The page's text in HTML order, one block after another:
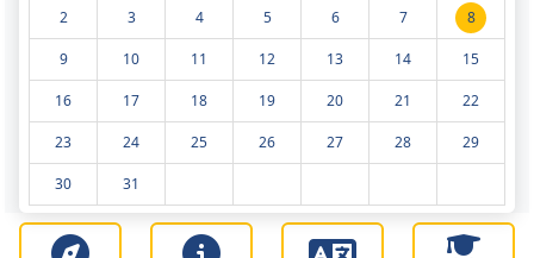
2 3 4 5 6 7 8
9 10 11 12 13 14 15
16 17 18 19 20 21 22
23 24 25 26 27 28 29
30 31